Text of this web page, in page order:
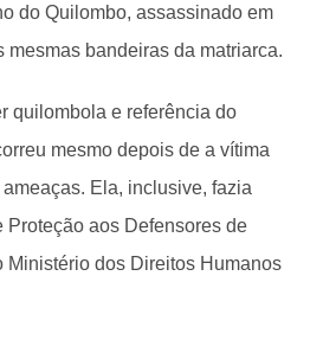
do Quilombo, assassinado em
mesmas bandeiras da matriarca.
quilombola e referência do
mesmo depois de a vítima
Ela, inclusive, fazia
Proteção aos Defensores de
Ministério dos Direitos Humanos